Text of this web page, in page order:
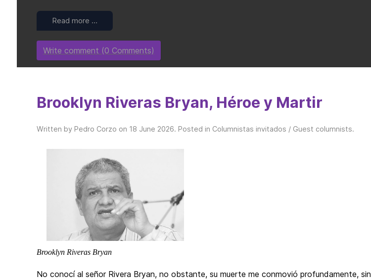
Read more …
Write comment (0 Comments)
Brooklyn Riveras Bryan, Héroe y Martir
Written by Pedro Corzo on 18 June 2026. Posted in Columnistas invitados / Guest columnists.
Brooklyn Riveras Bryan
No conocí al señor Rivera Bryan, no obstante, su muerte me conmovió profundamente, sin